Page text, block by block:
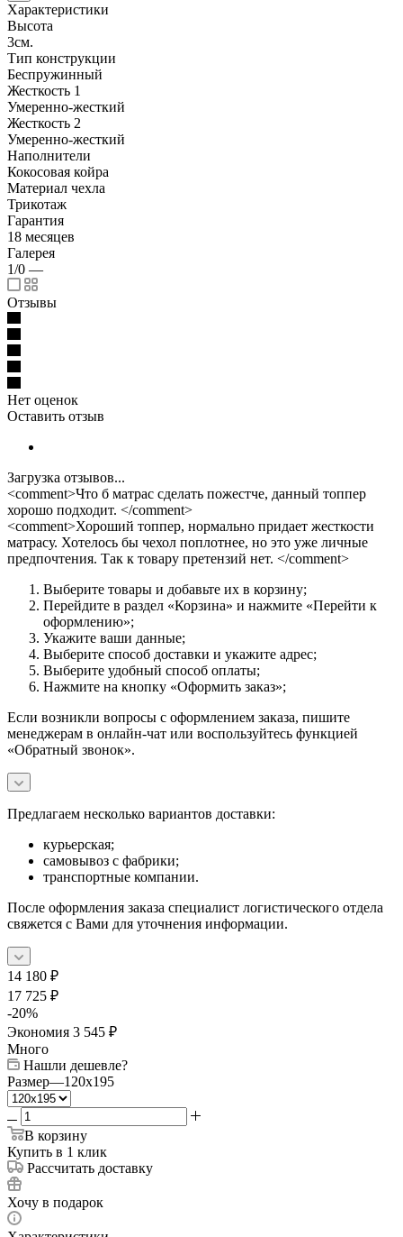
Характеристики
Высота
3см.
Тип конструкции
Беспружинный
Жесткость 1
Умеренно-жесткий
Жесткость 2
Умеренно-жесткий
Наполнители
Кокосовая койра
Материал чехла
Трикотаж
Гарантия
18 месяцев
Галерея
1/0 —
Отзывы
Нет оценок
Оставить отзыв
Загрузка отзывов...
<comment>Что б матрас сделать пожестче, данный топпер
хорошо подходит. </comment>
<comment>Хороший топпер, нормально придает жесткости
матрасу. Хотелось бы чехол поплотнее, но это уже личные
предпочтения. Так к товару претензий нет. </comment>
Выберите товары и добавьте их в корзину;
Перейдите в раздел «Корзина» и нажмите «Перейти к
оформлению»;
Укажите ваши данные;
Выберите способ доставки и укажите адрес;
Выберите удобный способ оплаты;
Нажмите на кнопку «Оформить заказ»;
Если возникли вопросы с оформлением заказа, пишите
менеджерам в онлайн-чат или воспользуйтесь функцией
«Обратный звонок».
Предлагаем несколько вариантов доставки:
курьерская;
самовывоз с фабрики;
транспортные компании.
После оформления заказа специалист логистического отдела
свяжется с Вами для уточнения информации.
14 180 ₽
17 725 ₽
-20%
Экономия 3 545 ₽
Много
Нашли дешевле?
Размер—120x195
В корзину
Купить в 1 клик
Рассчитать доставку
Хочу в подарок